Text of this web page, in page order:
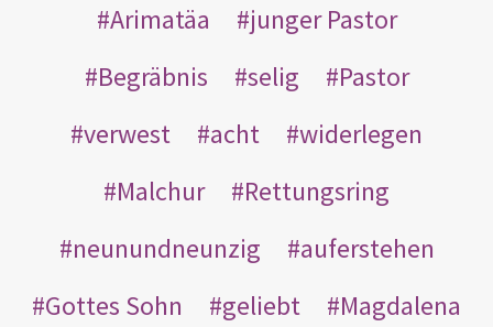
Arimatäa
junger Pastor
Begräbnis
selig
Pastor
verwest
acht
widerlegen
Malchur
Rettungsring
neunundneunzig
auferstehen
Gottes Sohn
geliebt
Magdalena